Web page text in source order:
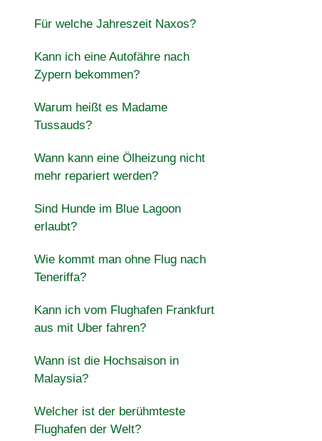
Für welche Jahreszeit Naxos?
Kann ich eine Autofähre nach
Zypern bekommen?
Warum heißt es Madame
Tussauds?
Wann kann eine Ölheizung nicht
mehr repariert werden?
Sind Hunde im Blue Lagoon
erlaubt?
Wie kommt man ohne Flug nach
Teneriffa?
Kann ich vom Flughafen Frankfurt
aus mit Uber fahren?
Wann ist die Hochsaison in
Malaysia?
Welcher ist der berühmteste
Flughafen der Welt?